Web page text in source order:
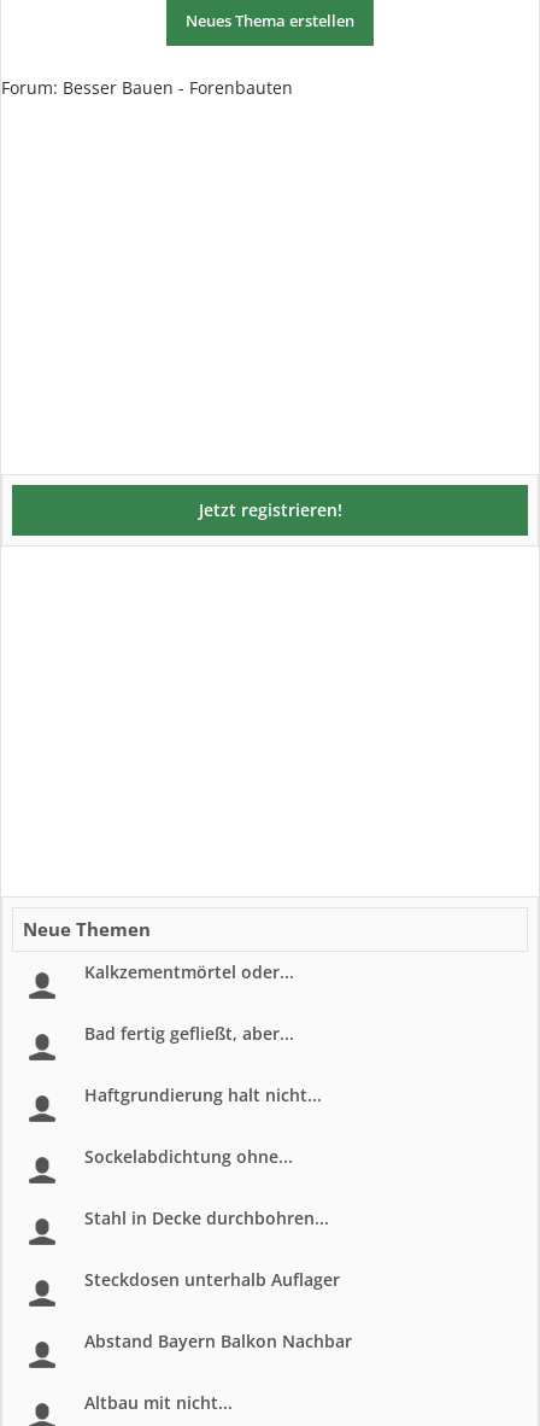
Neues Thema erstellen
Forum: Besser Bauen - Forenbauten
Jetzt registrieren!
Neue Themen
Kalkzementmörtel oder...
Bad fertig gefließt, aber...
Haftgrundierung halt nicht...
Sockelabdichtung ohne...
Stahl in Decke durchbohren...
Steckdosen unterhalb Auflager
Abstand Bayern Balkon Nachbar
Altbau mit nicht...